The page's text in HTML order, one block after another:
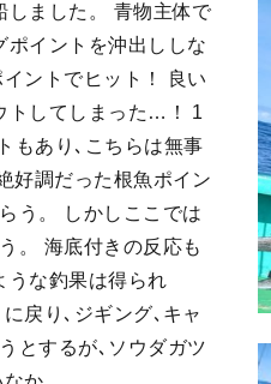
しました。 青物主体で
ポイントを沖出ししな
ントでヒット！ 良い
トしてしまった…！ 1
もあり､こちらは無事
好調だった根魚ポイン
う。 しかしここでは
。 海底付きの反応も
うな釣果は得られ
戻り､ジギング､キャ
とするが､ソウダガツ